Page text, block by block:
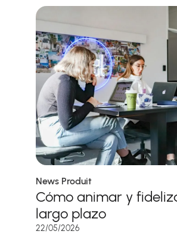
News Produit
Cómo animar y
largo plazo
22/05/2026